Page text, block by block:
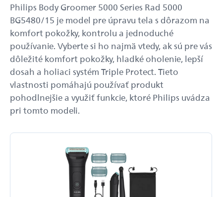
Philips Body Groomer 5000 Series Rad 5000
BG5480/15 je model pre úpravu tela s dôrazom na
komfort pokožky, kontrolu a jednoduché
používanie. Vyberte si ho najmä vtedy, ak sú pre vás
dôležité komfort pokožky, hladké oholenie, lepší
dosah a holiaci systém Triple Protect. Tieto
vlastnosti pomáhajú používať produkt
pohodlnejšie a využiť funkcie, ktoré Philips uvádza
pri tomto modeli.